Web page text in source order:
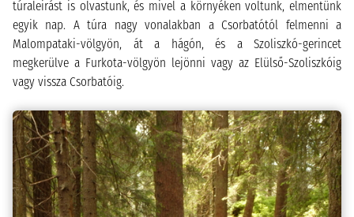
túraleirást is olvastunk, és mivel a környéken voltunk, elmentünk
egyik nap. A túra nagy vonalakban a Csorbatótól felmenni a
Malompataki-völgyön, át a hágón, és a Szoliszkó-gerincet
megkerülve a Furkota-völgyön lejönni vagy az Elülső-Szoliszkóig
vagy vissza Csorbatóig.